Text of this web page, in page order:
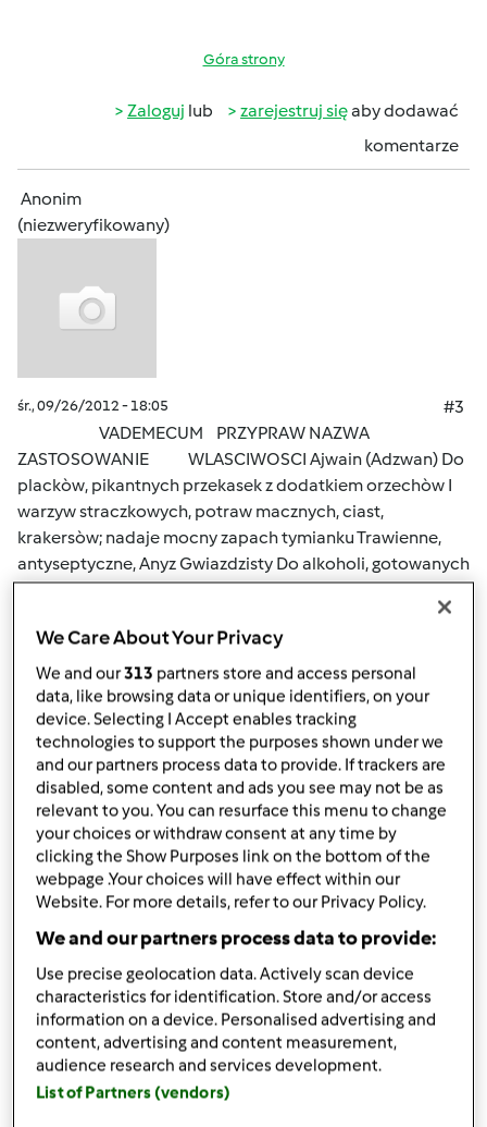
Góra strony
Zaloguj lub zarejestruj sięaby dodawać
komentarze
Anonim
(niezweryfikowany)
śr., 09/26/2012 - 18:05
#3
VADEMECUM PRZYPRAW NAZWA
ZASTOSOWANIE WLASCIWOSCI Ajwain (Adzwan) Do
plackòw, pikantnych przekasek z dodatkiem orzechòw I
warzyw straczkowych, potraw macznych, ciast,
krakersòw; nadaje mocny zapach tymianku Trawienne,
antyseptyczne, Anyz Gwiazdzisty Do alkoholi, gotowanych
jarzyn (czerwona kapusta, marchew, szpinak, buraki),
piernikòw,pieczywa, slodkiego ryzu, kuchni indyjskiej,
cukierkòw, budyniòw, sosòw z ryb, owocòw morza,
ponczòw, syropòw Trawienne, na gazy i wzdecia, kolki u
dzieci, lagodzi nudnosci i niestrawnosci u osòb starszych,
antyspazmatyczne, na bòle menstruacyjne, astme,
koklusz, konwulsyjne kaszle, zapalenie oskrzeli, zwieksza
produkcje mleka u matek karmiacych, pomocny w
leczeniu impotencji i ozieblosci; olejek- uzywany
zewnetrznie na wszy, pchly, kleszcze, swierzb; UWAGA !!! –
olejek moze byc uzywany tylko pod nadzorem
profesjonalisty zielarza, w czasie ciazy- ilosc uzywana
normalnie do gotowania, , Anyzek Do salatek, zielonych
sosòw, farszòw, warzyw, octòw aromatyzowanych, ciast,
herbatnikòw, pieczywa, owocòw morza, sosòw slodkich i
pikantnych, alkoholi Patrz- anyz Asafetyda Do potraw-
zamiast cebuli; ma ostry zapach ( w gotowej potrawie nie
czuc) Wskazana dla osòb,ktòre maja problemy z jelitami i
watroba, na wzdecia, lagodzi bòl zebòw (rozpuscic w soku
We Care About Your Privacy
We and our313 partners store and access personal
data, like browsing data or unique identifiers, on your
device. Selecting I Accept enables tracking
technologies to support the purposes shown under we
and our partners process data to provide. If trackers are
disabled, some content and ads you see may not be as
relevant to you. You can resurface this menu to change
your choices or withdraw consent at any time by
clicking the Show Purposes link on the bottom of the
webpage .Your choices will have effect within our
Website. For more details, refer to our Privacy Policy.
We and our partners process data to provide:
Use precise geolocation data. Actively scan device
characteristics for identification. Store and/or access
information on a device. Personalised advertising and
content, advertising and content measurement,
audience research and services development.
List of Partners (vendors)